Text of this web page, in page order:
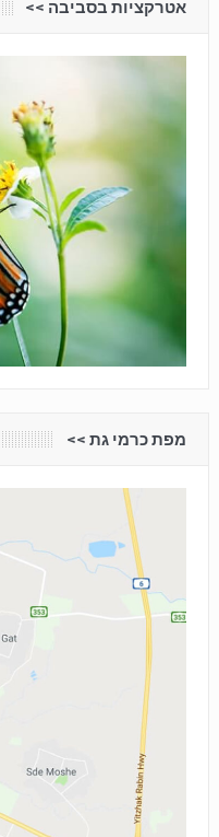
אטרקציות בסביבה <<
מפת כרמי גת <<